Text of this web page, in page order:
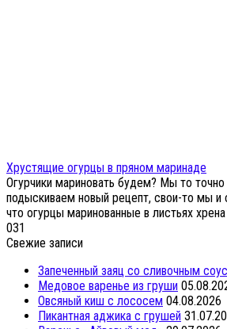
Хрустящие огурцы в пряном маринаде
Огурчики мариновать будем? Мы то
подыскиваем новый рецепт, свои-то мы и
что огурцы маринованные в листьях хрена
031
Свежие записи
Запеченный заяц со сливочным
Медовое варенье из груши
Овсяный киш с лососем 04.08.2026
Пикантная аджика с грушей